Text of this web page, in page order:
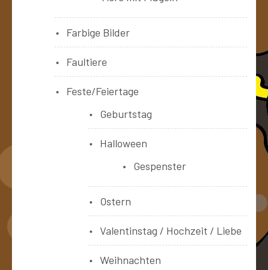
Farbige Bilder
Faultiere
Feste/Feiertage
Geburtstag
Halloween
Gespenster
Ostern
Valentinstag / Hochzeit / Liebe
Weihnachten